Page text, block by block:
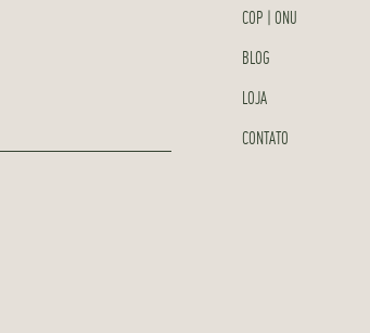
COP | ONU
BLOG
LOJA
CONTATO